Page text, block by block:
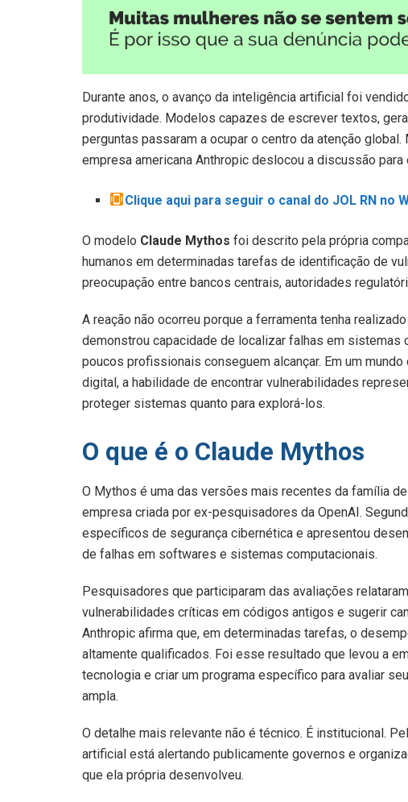
Durante anos, o avanço da inteligência artificial foi
produtividade. Modelos capazes de escrever textos,
perguntas passaram a ocupar o centro da atenção
empresa americana Anthropic deslocou a discussão para
Clique aqui para seguir o canal do JOL RN no
O modelo Claude Mythos foi descrito pela própria
humanos em determinadas tarefas de identificação de
preocupação entre bancos centrais, autoridades
A reação não ocorreu porque a ferramenta tenha
demonstrou capacidade de localizar falhas em
poucos profissionais conseguem alcançar. Em um
digital, a habilidade de encontrar vulnerabilidades
proteger sistemas quanto para explorá-los.
O que é o Claude Mythos
O Mythos é uma das versões mais recentes da família
empresa criada por ex-pesquisadores da OpenAI.
específicos de segurança cibernética e apresentou
de falhas em softwares e sistemas computacionais.
Pesquisadores que participaram das avaliações
vulnerabilidades críticas em códigos antigos e sugerir
Anthropic afirma que, em determinadas tarefas, o
altamente qualificados. Foi esse resultado que levou a
tecnologia e criar um programa específico para avaliar
ampla.
O detalhe mais relevante não é técnico. É institucional.
artificial está alertando publicamente governos e
que ela própria desenvolveu.